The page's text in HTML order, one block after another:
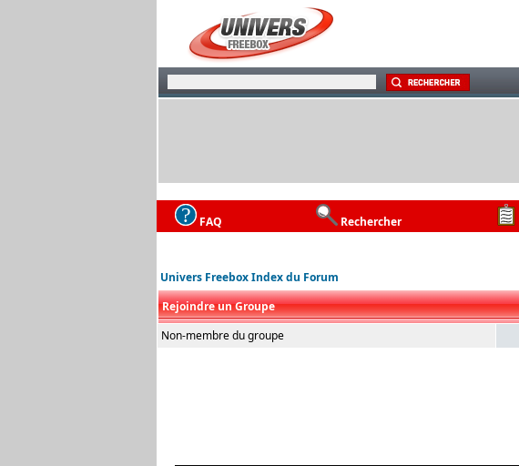
FAQ Rechercher
Univers Freebox Index du Forum
Rejoindre un Groupe
Non-membre du groupe